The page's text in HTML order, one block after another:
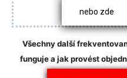
nebo zde
Všechny další
funguje a jak provést